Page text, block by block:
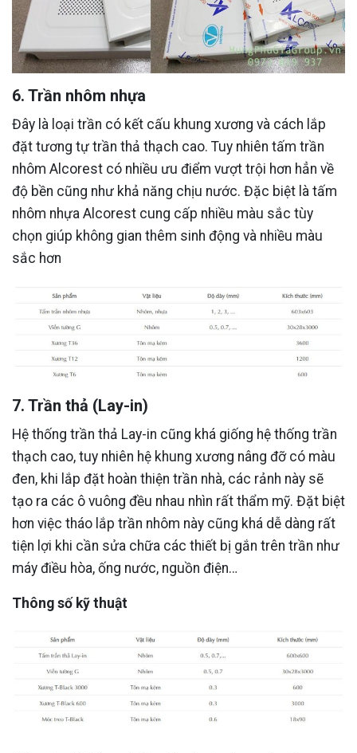
6. Trần nhôm nhựa
Đây là loại trần có kết cấu khung xương và cách lắp
đặt tương tự trần thả thạch cao. Tuy nhiên tấm trần
nhôm Alcorest có nhiều ưu điểm vượt trội hơn hẳn về
độ bền cũng như khả năng chịu nước. Đặc biệt là tấm
nhôm nhựa Alcorest cung cấp nhiều màu sắc tùy
chọn giúp không gian thêm sinh động và nhiều màu
sắc hơn
7. Trần thả (Lay-in)
Hệ thống trần thả Lay-in cũng khá giống hệ thống trần
thạch cao, tuy nhiên hệ khung xương nâng đỡ có màu
đen, khi lắp đặt hoàn thiện trần nhà, các rảnh này sẽ
tạo ra các ô vuông đều nhau nhìn rất thẩm mỹ. Đặt biệt
hơn việc tháo lắp trần nhôm này cũng khá dễ dàng rất
tiện lợi khi cần sửa chữa các thiết bị gắn trên trần như
máy điều hòa, ống nước, nguồn điện…
Thông số kỹ thuật